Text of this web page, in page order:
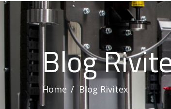
Blog
Home Blog Rivitex